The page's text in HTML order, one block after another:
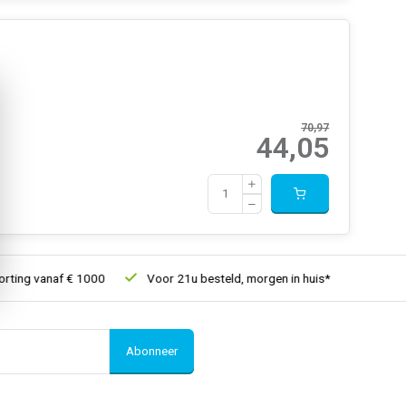
70,97
44,05
vanaf € 1000 Voor 21u besteld, morgen in huis*
Abonneer